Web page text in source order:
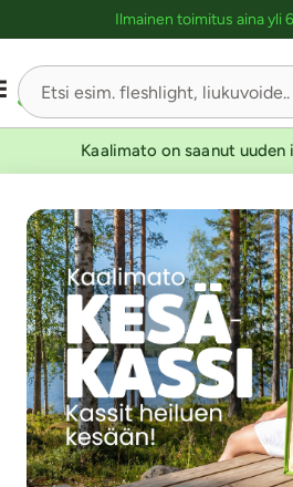
Ilmainen toimitus aina yli
Kaalimato on saanut uuden